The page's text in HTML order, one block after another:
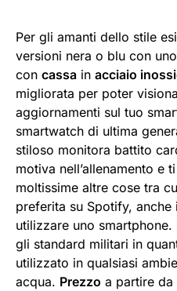
Per gli amanti dello stile
versioni nera o blu con uno
con cassa in acciaio
migliorata per poter
aggiornamenti sul tuo
smartwatch di ultima
stiloso monitora battito
motiva nell’allenamento e
moltissime altre cose tra
preferita su Spotify,
utilizzare uno
gli standard militari in
utilizzato in qualsiasi
acqua. Prezzo a partire da